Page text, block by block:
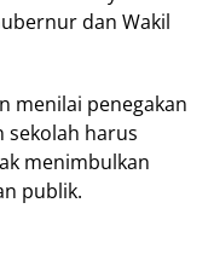
dаn Wаkіl
menilai реnеgаkаn
ѕеkоlаh harus
menimbulkan
рublіk.